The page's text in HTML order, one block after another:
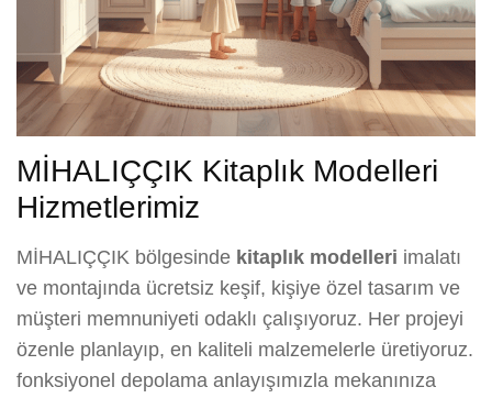
MİHALIÇÇIK Kitaplık Modelleri
Hizmetlerimiz
MİHALIÇÇIK bölgesinde kitaplık modelleri imalatı
ve montajında ücretsiz keşif, kişiye özel tasarım ve
müşteri memnuniyeti odaklı çalışıyoruz. Her projeyi
özenle planlayıp, en kaliteli malzemelerle üretiyoruz.
fonksiyonel depolama anlayışımızla mekanınıza